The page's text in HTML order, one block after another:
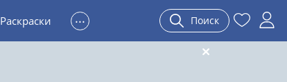
Раскраски ... Поиск